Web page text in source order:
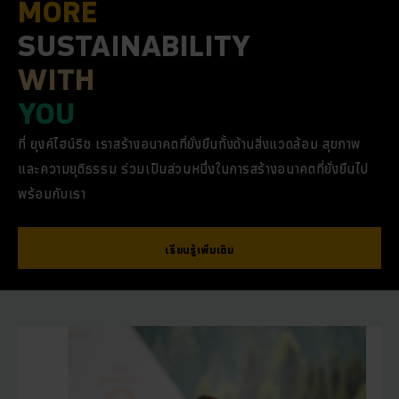
MORE
SUSTAINABILITY
WITH
YOU
ที่ ยุงค์ไฮน์ริช เราสร้างอนาคตที่ยั่งยืนทั้งด้านสิ่งแวดล้อม สุขภาพ
และความยุติธรรม ร่วมเป็นส่วนหนึ่งในการสร้างอนาคตที่ยั่งยืนไป
พร้อมกับเรา
เรียนรู้เพิ่มเติม